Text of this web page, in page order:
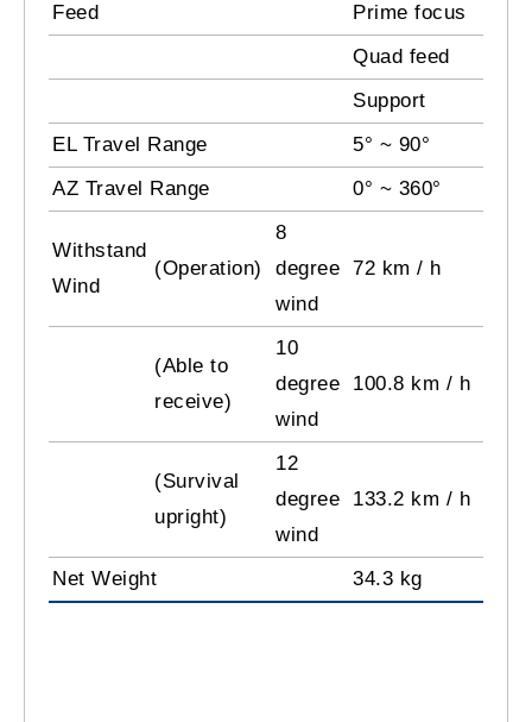
Feed
Prime focus
Quad feed
Support
EL Travel Range
5° ~ 90°
AZ Travel Range
0° ~ 360°
Withstand
Wind
(Operation)
8
degree
wind
72 km / h
(Able to
receive)
10
degree
wind
100.8 km / h
(Survival
upright)
12
degree
wind
133.2 km / h
Net Weight 34.3 kg